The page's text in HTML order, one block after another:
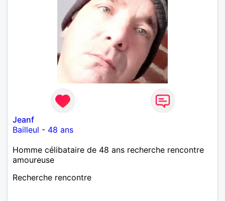
Jeanf
Bailleul - 48 ans
Homme célibataire de 48 ans recherche rencontre
amoureuse
Recherche rencontre